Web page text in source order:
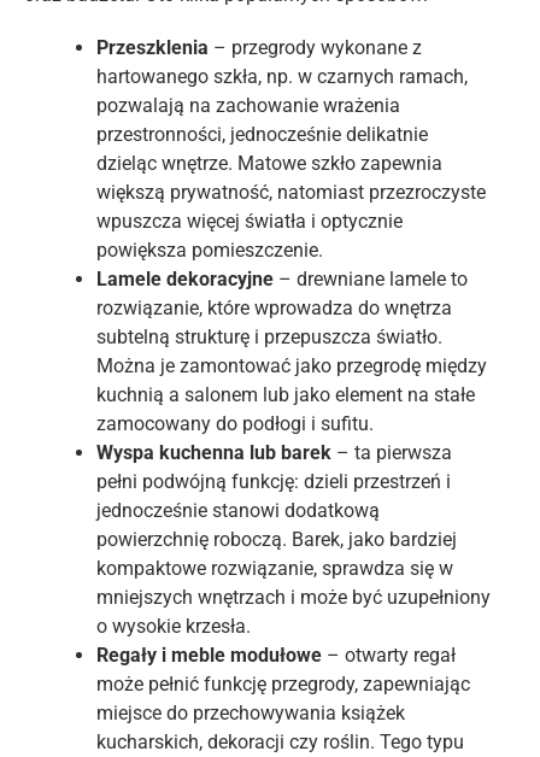
Przeszklenia – przegrody wykonane z
hartowanego szkła, np. w czarnych ramach,
pozwalają na zachowanie wrażenia
przestronności, jednocześnie delikatnie
dzieląc wnętrze. Matowe szkło zapewnia
większą prywatność, natomiast przezroczyste
wpuszcza więcej światła i optycznie
powiększa pomieszczenie.
Lamele dekoracyjne – drewniane lamele to
rozwiązanie, które wprowadza do wnętrza
subtelną strukturę i przepuszcza światło.
Można je zamontować jako przegrodę między
kuchnią a salonem lub jako element na stałe
zamocowany do podłogi i sufitu.
Wyspa kuchenna lub barek – ta pierwsza
pełni podwójną funkcję: dzieli przestrzeń i
jednocześnie stanowi dodatkową
powierzchnię roboczą. Barek, jako bardziej
kompaktowe rozwiązanie, sprawdza się w
mniejszych wnętrzach i może być uzupełniony
o wysokie krzesła.
Regały i meble modułowe – otwarty regał
może pełnić funkcję przegrody, zapewniając
miejsce do przechowywania książek
kucharskich, dekoracji czy roślin. Tego typu